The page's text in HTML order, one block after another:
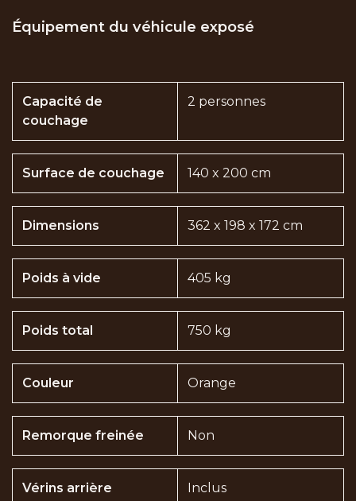
Équipement du véhicule exposé
Capacité de
couchage
2 personnes
Surface de couchage 140 x 200 cm
Dimensions 362 x 198 x 172 cm
Poids à vide 405 kg
Poids total 750 kg
Couleur Orange
Remorque freinée Non
Vérins arrière Inclus